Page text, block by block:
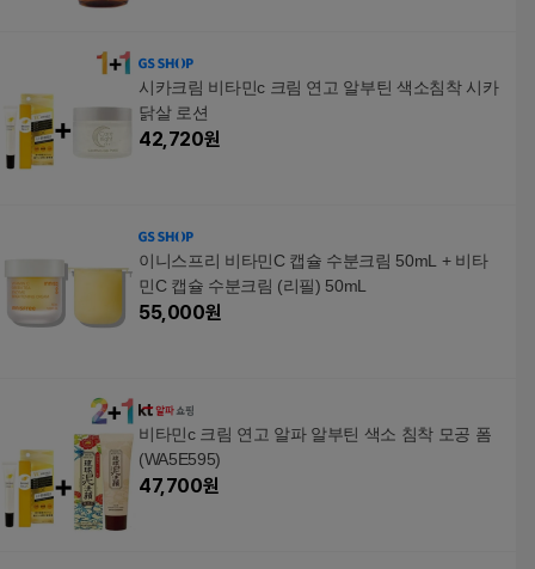
시카크림 비타민c 크림 연고 알부틴 색소침착 시카
닭살 로션
42,720원
이니스프리 비타민C 캡슐 수분크림 50mL + 비타
민C 캡슐 수분크림 (리필) 50mL
55,000원
비타민c 크림 연고 알파 알부틴 색소 침착 모공 폼
(WA5E595)
47,700원